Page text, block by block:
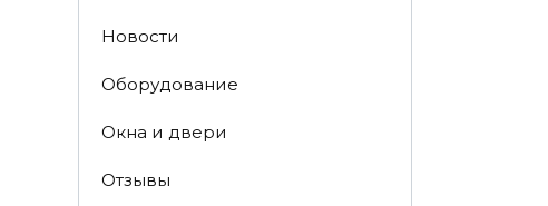
Новости
Оборудование
Окна и двери
Отзывы